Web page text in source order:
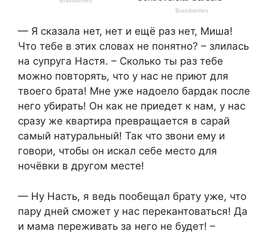
— Я сказала нет, нет и ещё раз нет, Миша!
Что тебе в этих словах не понятно? – злилась
на супруга Настя. – Сколько ты раз тебе
можно повторять, что у нас не приют для
твоего брата! Мне уже надоело бардак после
него убирать! Он как не приедет к нам, у нас
сразу же квартира превращается в сарай
самый натуральный! Так что звони ему и
говори, чтобы он искал себе место для
ночёвки в другом месте!
— Ну Насть, я ведь пообещал брату уже, что
пару дней сможет у нас перекантоваться! Да
и мама переживать за него не будет! –